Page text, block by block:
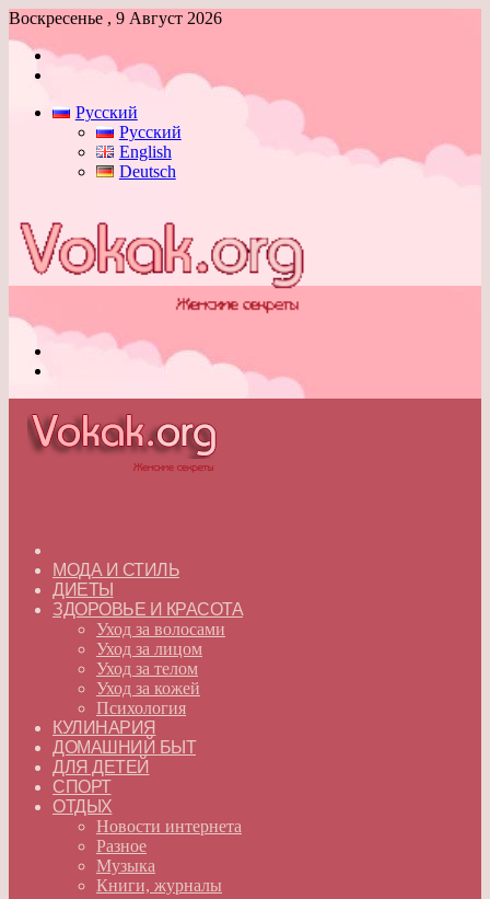
Воскресенье , 9 Август 2026
Войти
Русский
Русский
English
Deutsch
МОДА И СТИЛЬ
ДИЕТЫ
ЗДОРОВЬЕ И КРАСОТА
Уход за волосами
Уход за лицом
Уход за телом
Уход за кожей
Психология
КУЛИНАРИЯ
ДОМАШНИЙ БЫТ
ДЛЯ ДЕТЕЙ
СПОРТ
ОТДЫХ
Новости интернета
Разное
Музыка
Книги, журналы